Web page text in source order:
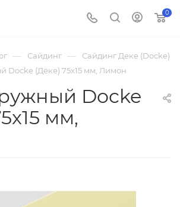
0
— Сайдинг — Сайдинг Деке (Docke)
Docke (Дёке) 75х15 мм, Лимон
Docke
мм,